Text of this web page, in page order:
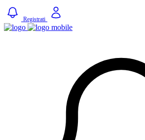
Registrati